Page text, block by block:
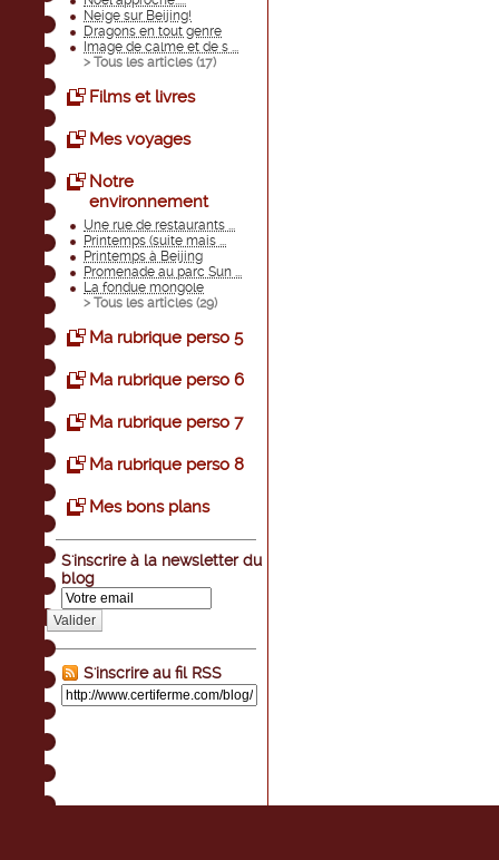
Neige sur Beijing!
Dragons en tout genre
Image de calme et de s ...
> Tous les articles (17)
Films et livres
Mes voyages
Notre
environnement
Une rue de restaurants ...
Printemps (suite mais ...
Printemps à Beijing
Promenade au parc Sun ...
La fondue mongole
> Tous les articles (29)
Ma rubrique perso 5
Ma rubrique perso 6
Ma rubrique perso 7
Ma rubrique perso 8
Mes bons plans
S'inscrire à la newsletter du
blog
Valider
S'inscrire au fil RSS